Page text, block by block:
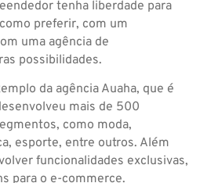
tenha liberdade para
preferir, com um
uma agência de
possibilidades.
da agência Auaha, que é
mais de 500
como moda,
esporte, entre outros. Além
funcionalidades exclusivas,
para o e-commerce.